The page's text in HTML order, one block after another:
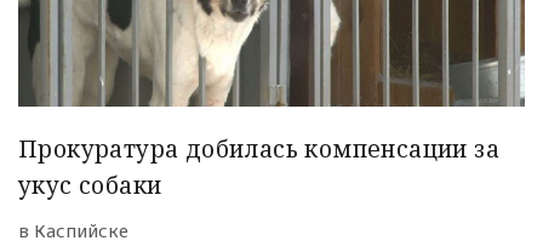
Прокуратура добилась компенсации за
укус собаки
в Каспийске